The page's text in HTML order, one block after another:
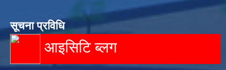
सूचना प्रविधि
आइसिटि ब्लग